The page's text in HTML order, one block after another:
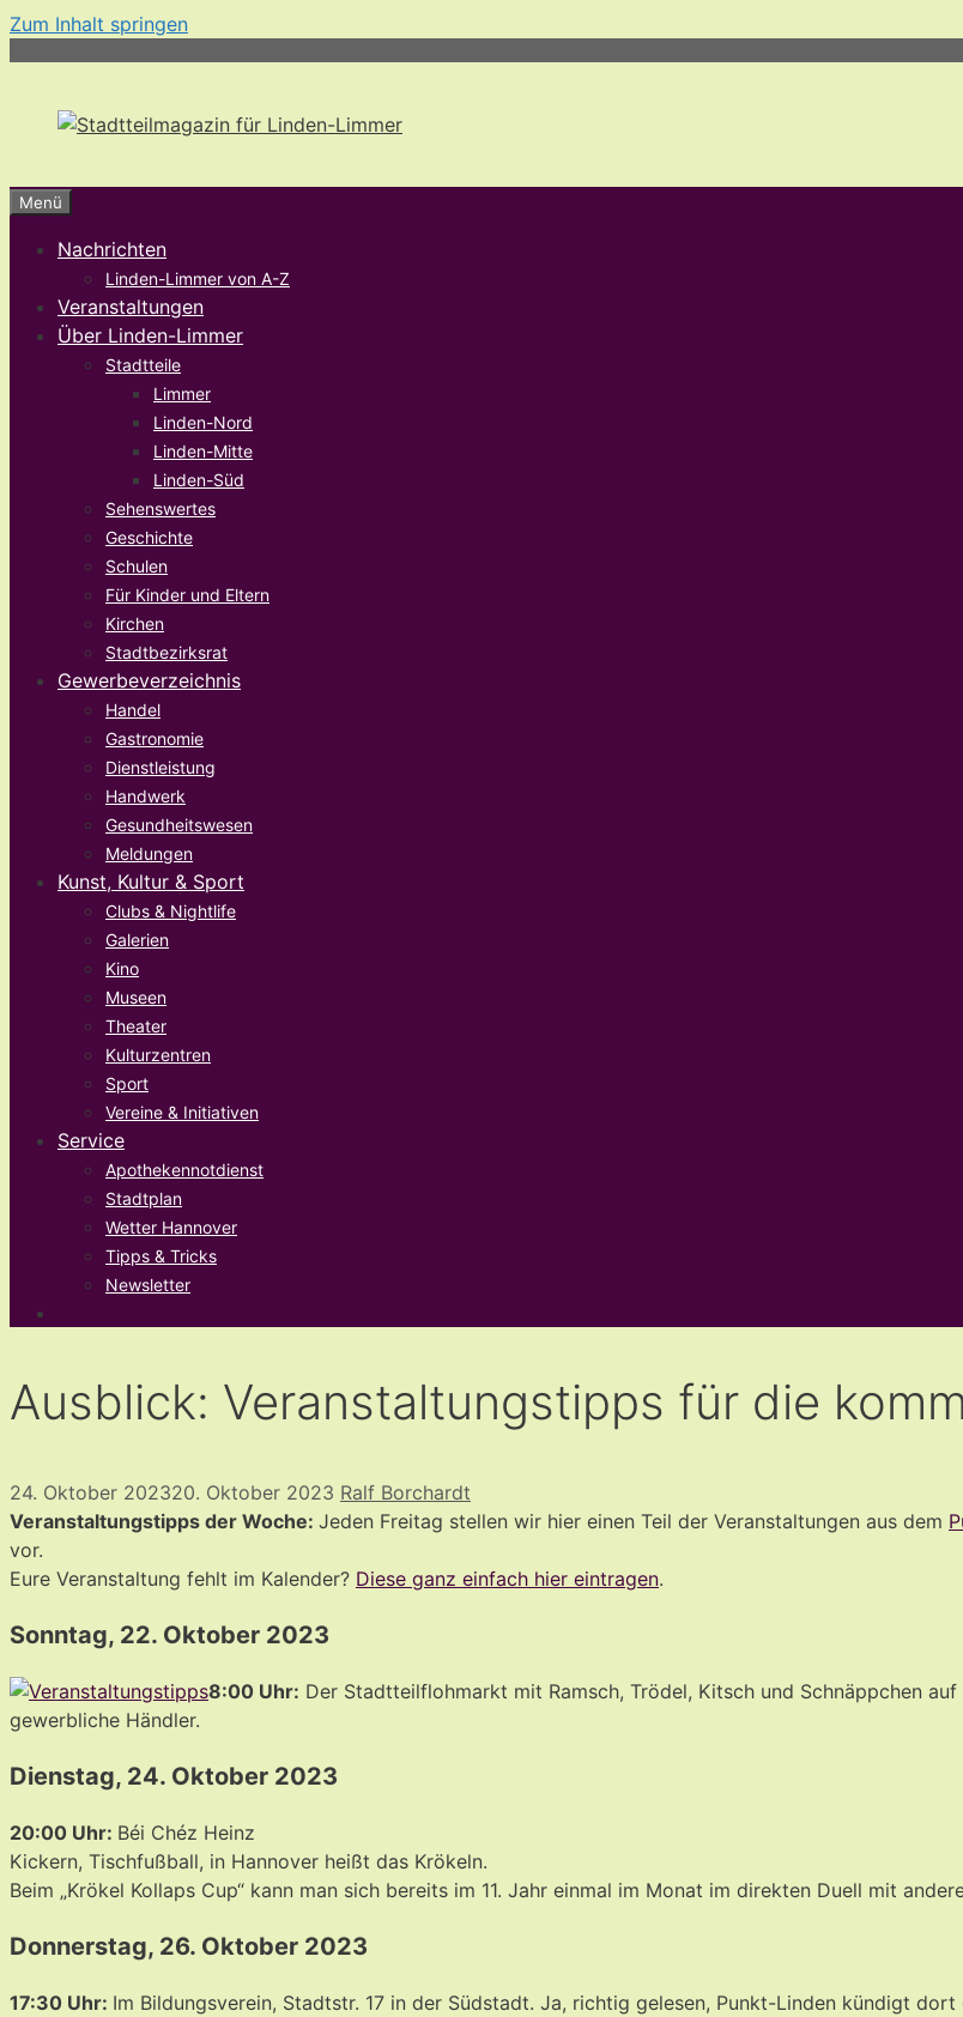
Zum Inhalt springen
Menü
Nachrichten
Linden-Limmer von A-Z
Veranstaltungen
Über Linden-Limmer
Stadtteile
Limmer
Linden-Nord
Linden-Mitte
Linden-Süd
Sehenswertes
Geschichte
Schulen
Für Kinder und Eltern
Kirchen
Stadtbezirksrat
Gewerbeverzeichnis
Handel
Gastronomie
Dienstleistung
Handwerk
Gesundheitswesen
Meldungen
Kunst, Kultur & Sport
Clubs & Nightlife
Galerien
Kino
Museen
Theater
Kulturzentren
Sport
Vereine & Initiativen
Service
Apothekennotdienst
Stadtplan
Wetter Hannover
Tipps & Tricks
Newsletter
Ausblick: Veranstaltungstipps für die
24. Oktober 202320. Oktober 2023 Ralf Borchardt
Veranstaltungstipps der Woche: Jeden Freitag stellen wir hier einen Teil der Veranstaltungen aus dem
vor.
Eure Veranstaltung fehlt im Kalender? Diese ganz einfach hier eintragen.
Sonntag, 22. Oktober 2023
8:00 Uhr: Der Stadtteilflohmarkt mit Ramsch, Trödel, Kitsch und Schnäppchen
gewerbliche Händler.
Dienstag, 24. Oktober 2023
20:00 Uhr: Béi Chéz Heinz
Kickern, Tischfußball, in Hannover heißt das Krökeln.
Beim „Krökel Kollaps Cup“ kann man sich bereits im 11. Jahr einmal im Monat im direkten Duell mit
Donnerstag, 26. Oktober 2023
17:30 Uhr: Im Bildungsverein, Stadtstr. 17 in der Südstadt. Ja, richtig gelesen, Punkt-Linden kündigt